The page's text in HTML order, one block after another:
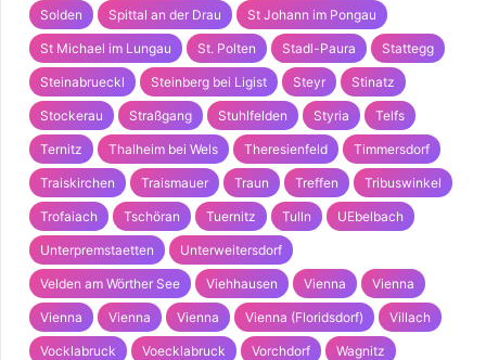
Solden Spittal an der Drau St Johann im Pongau
St Michael im Lungau St. Polten Stadl-Paura Stattegg
Steinabrueckl Steinberg bei Ligist Steyr Stinatz
Stockerau Straßgang Stuhlfelden Styria Telfs
Ternitz Thalheim bei Wels Theresienfeld Timmersdorf
Traiskirchen Traismauer Traun Treffen Tribuswinkel
Trofaiach Tschöran Tuernitz Tulln UEbelbach
Unterpremstaetten Unterweitersdorf
Velden am Wörther See Viehhausen Vienna Vienna
Vienna Vienna Vienna Vienna (Floridsdorf) Villach
Vocklabruck Voecklabruck Vorchdorf Wagnitz